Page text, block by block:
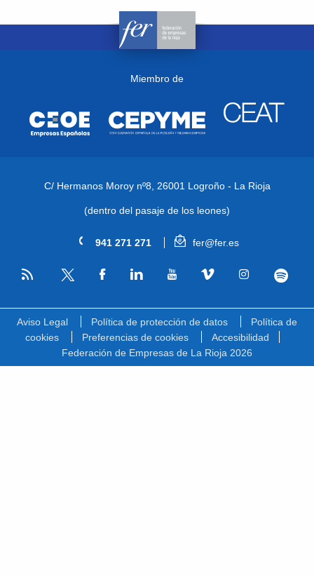
Miembro de
C/ Hermanos Moroy nº8, 26001 Logroño - La Rioja
(dentro del pasaje de los leones)
941 271 271 fer@fer.es
RSS
Aviso Legal Política de protección de datos
Política de
cookies
Preferencias de cookies
Accesibilidad
Federación de Empresas de La Rioja 2026